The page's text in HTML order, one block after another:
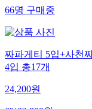
66명구매중
짜파게티 5입+사천
4입 총17개
24,200원